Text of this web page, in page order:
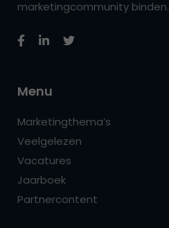
marketingcommunity binden.
Menu
Marketingthema’s
Veelgelezen
Vacatures
Jaarboek
Partnercontent